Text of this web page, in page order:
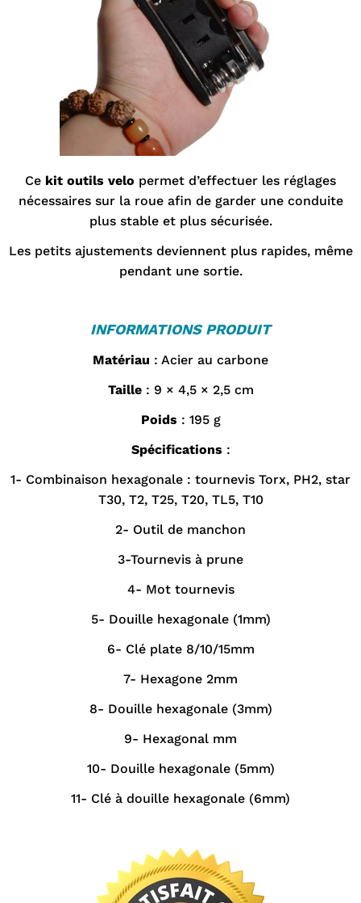
Ce kit outils velo permet d’effectuer les réglages
nécessaires sur la roue afin de garder une conduite
plus stable et plus sécurisée.
Les petits ajustements deviennent plus rapides, même
pendant une sortie.
INFORMATIONS PRODUIT
Matériau : Acier au carbone
Taille: 9 × 4,5 × 2,5 cm
Poids : 195 g
Spécifications :
1- Combinaison hexagonale : tournevis Torx, PH2, star
T30, T2, T25, T20, TL5, T10
2- Outil de manchon
3-Tournevis à prune
4- Mot tournevis
5- Douille hexagonale (1mm)
6- Clé plate 8/10/15mm
7- Hexagone 2mm
8- Douille hexagonale (3mm)
9- Hexagonal mm
10- Douille hexagonale (5mm)
11- Clé à douille hexagonale (6mm)